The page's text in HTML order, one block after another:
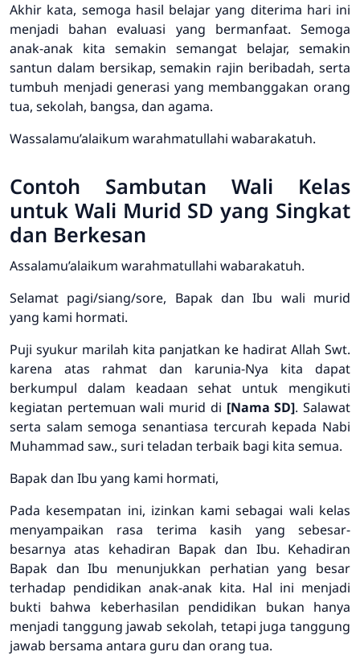
Akhir kata, semoga hasil belajar yang diterima hari ini
menjadi bahan evaluasi yang bermanfaat. Semoga
anak-anak kita semakin semangat belajar, semakin
santun dalam bersikap, semakin rajin beribadah, serta
tumbuh menjadi generasi yang membanggakan orang
tua, sekolah, bangsa, dan agama.
Wassalamu’alaikum warahmatullahi wabarakatuh.
Contoh Sambutan Wali Kelas
untuk Wali Murid SD yang Singkat
dan Berkesan
Assalamu’alaikum warahmatullahi wabarakatuh.
Selamat pagi/siang/sore, Bapak dan Ibu wali murid
yang kami hormati.
Puji syukur marilah kita panjatkan ke hadirat Allah Swt.
karena atas rahmat dan karunia-Nya kita dapat
berkumpul dalam keadaan sehat untuk mengikuti
kegiatan pertemuan wali murid di [Nama SD]. Salawat
serta salam semoga senantiasa tercurah kepada Nabi
Muhammad saw., suri teladan terbaik bagi kita semua.
Bapak dan Ibu yang kami hormati,
Pada kesempatan ini, izinkan kami sebagai wali kelas
menyampaikan rasa terima kasih yang sebesar-
besarnya atas kehadiran Bapak dan Ibu. Kehadiran
Bapak dan Ibu menunjukkan perhatian yang besar
terhadap pendidikan anak-anak kita. Hal ini menjadi
bukti bahwa keberhasilan pendidikan bukan hanya
menjadi tanggung jawab sekolah, tetapi juga tanggung
jawab bersama antara guru dan orang tua.